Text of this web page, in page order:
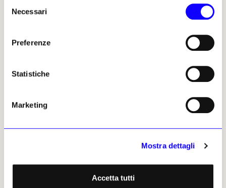
delNecessari
Preferenze
Statistiche
Marketing
Mostra dettagli
Accetta tutti
Blitz delle Pussy Riot alla
fumogeni e balaclava rosa:
«Per la Russia, la cultura è uno